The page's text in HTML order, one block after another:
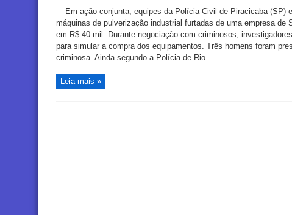
Em ação conjunta, equipes da Polícia Civil de Piracicaba (SP)
máquinas de pulverização industrial furtadas de uma empresa de
em R$ 40 mil. Durante negociação com criminosos,
para simular a compra dos equipamentos. Três homens foram
criminosa. Ainda segundo a Polícia de Rio ...
Leia mais »